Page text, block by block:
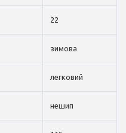
22
зимова
легковий
нешип